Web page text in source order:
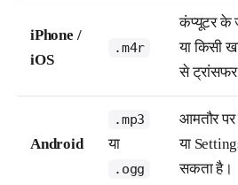
iPhone /
iOS
.m4r
कंप्यूटर के
या किसी
से
Android
.mp3
या
.ogg
आमतौर
या
सकता है।